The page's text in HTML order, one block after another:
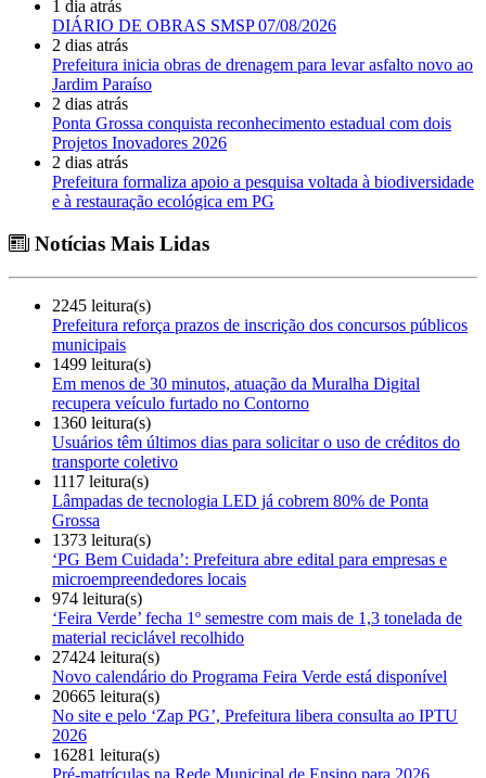
1 dia atrás
DIÁRIO DE OBRAS SMSP 07/08/2026
2 dias atrás
Prefeitura inicia obras de drenagem para levar asfalto novo ao
Jardim Paraíso
2 dias atrás
Ponta Grossa conquista reconhecimento estadual com dois
Projetos Inovadores 2026
2 dias atrás
Prefeitura formaliza apoio a pesquisa voltada à biodiversidade
e à restauração ecológica em PG
Notícias Mais Lidas
2245 leitura(s)
Prefeitura reforça prazos de inscrição dos concursos públicos
municipais
1499 leitura(s)
Em menos de 30 minutos, atuação da Muralha Digital
recupera veículo furtado no Contorno
1360 leitura(s)
Usuários têm últimos dias para solicitar o uso de créditos do
transporte coletivo
1117 leitura(s)
Lâmpadas de tecnologia LED já cobrem 80% de Ponta
Grossa
1373 leitura(s)
‘PG Bem Cuidada’: Prefeitura abre edital para empresas e
microempreendedores locais
974 leitura(s)
‘Feira Verde’ fecha 1º semestre com mais de 1,3 tonelada de
material reciclável recolhido
27424 leitura(s)
Novo calendário do Programa Feira Verde está disponível
20665 leitura(s)
No site e pelo ‘Zap PG’, Prefeitura libera consulta ao IPTU
2026
16281 leitura(s)
Pré-matrículas na Rede Municipal de Ensino para 2026